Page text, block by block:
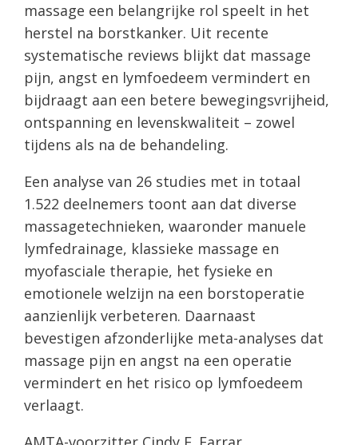
massage een belangrijke rol speelt in het
herstel na borstkanker. Uit recente
systematische reviews blijkt dat massage
pijn, angst en lymfoedeem vermindert en
bijdraagt aan een betere bewegingsvrijheid,
ontspanning en levenskwaliteit – zowel
tijdens als na de behandeling.
Een analyse van 26 studies met in totaal
1.522 deelnemers toont aan dat diverse
massagetechnieken, waaronder manuele
lymfedrainage, klassieke massage en
myofasciale therapie, het fysieke en
emotionele welzijn na een borstoperatie
aanzienlijk verbeteren. Daarnaast
bevestigen afzonderlijke meta-analyses dat
massage pijn en angst na een operatie
vermindert en het risico op lymfoedeem
verlaagt.